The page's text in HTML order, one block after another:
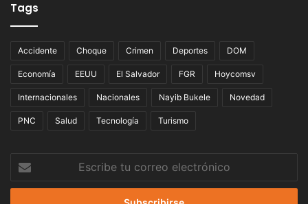
Tags
Accidente Choque Crimen Deportes DOM
Economía EEUU El Salvador FGR Hoycomsv
Internacionales Nacionales Nayib Bukele Novedad
PNC Salud Tecnología Turismo
correo